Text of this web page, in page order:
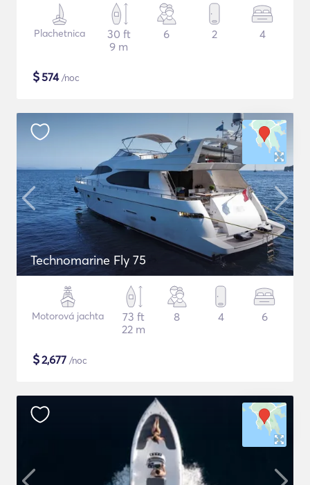
Plachetnica
30 ft
9 m
6 2 4
$574/noc
Technomarine Fly 75
Motorová jachta
73 ft
22 m
8 4 6
$2,677 /noc